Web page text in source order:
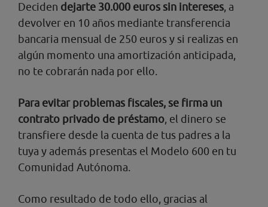
Deciden dejarte 30.000 euros sin intereses, a
devolver en 10 años mediante transferencia
bancaria mensual de 250 euros y si realizas en
algún momento una amortización anticipada,
no te cobrarán nada por ello.
Para evitar problemas fiscales, se firma un
contrato privado de préstamo, el dinero se
transfiere desde la cuenta de tus padres a la
tuya y además presentas el Modelo 600 en tu
Comunidad Autónoma.
Como resultado de todo ello, gracias al